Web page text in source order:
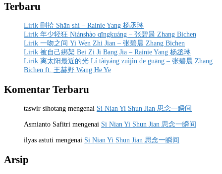
Terbaru
Lirik 刪拾 Shān shí – Rainie Yang 杨丞琳
Lirik 年少轻狂 Niánshào qīngkuáng – 张碧晨 Zhang Bichen
Lirik 一吻之间 Yi Wen Zhi Jian – 张碧晨 Zhang Bichen
Lirik 被自己綁架 Bei Zi Ji Bang Jia – Rainie Yang 杨丞琳
Lirik 离太阳最近的光 Lí tàiyáng zuìjìn de guāng – 张碧晨 Zhang
Bichen ft. 王赫野 Wang He Ye
Komentar Terbaru
taswir sihotang mengenai Si Nian Yi Shun Jian 思念一瞬间
Asmianto Safitri mengenai Si Nian Yi Shun Jian 思念一瞬间
ilyas astuti mengenai Si Nian Yi Shun Jian 思念一瞬间
Arsip